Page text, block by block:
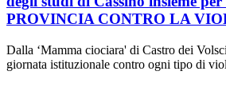
PROVINCIA CONTRO LA
Dalla ‘Mamma ciociara' di Castro dei
giornata istituzionale contro ogni tipo di